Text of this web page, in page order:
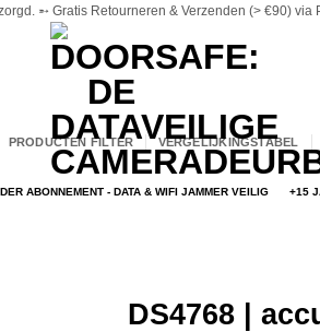
➵ Gratis Retourneren & Verzenden (> €90)
PRODUCTEN FILTER VERGELIJKINGSTABEL
ABONNEMENT - DATA & WIFI JAMMER VEILIG +15
DS4768 |